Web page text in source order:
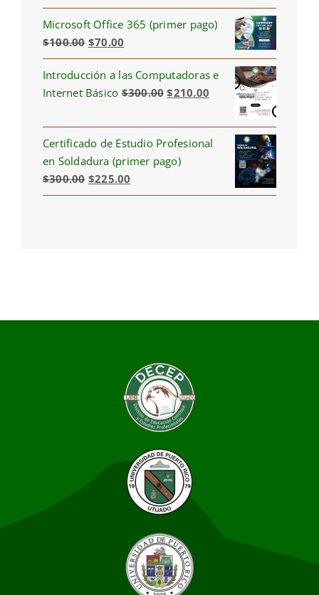
price
was:
price
is:
Microsoft Office 365 (primer pago)
$100.00 Original
price
was:
$100.00.
$70.00
price
is:
$70.00.
Introducción a las Computadoras e
Internet Básico $300.00Original
was:
$300.00.
$210.00 Current
is:
$210.00.
Certificado de Estudio Profesional
en Soldadura (primer pago)
$300.00 Original
price
$225.00
price